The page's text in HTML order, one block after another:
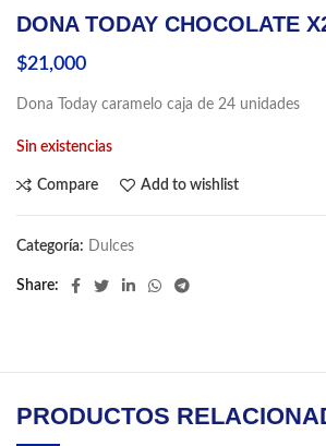
DONA TODAY CHOCOLATE
$21,000
Dona Today caramelo caja de 24 unidades
Sin existencias
Compare Add to wishlist
Categoría: Dulces
Share
PRODUCTOS